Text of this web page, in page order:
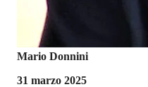
Mario Donnini
31 marzo 2025